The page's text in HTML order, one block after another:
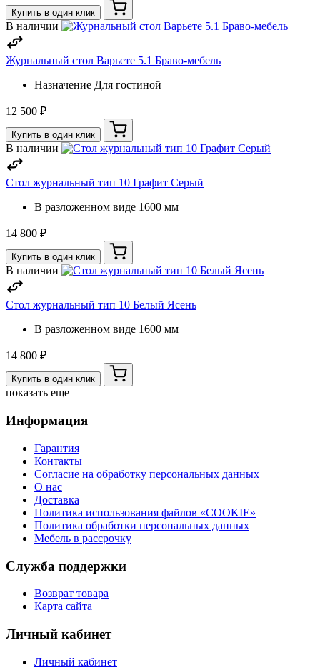
Купить в один клик
В наличии
Журнальный стол Варьете 5.1 Браво-мебель
Назначение Для гостиной
12 500 ₽
Купить в один клик
В наличии
Стол журнальный тип 10 Графит Серый
В разложенном виде 1600 мм
14 800 ₽
Купить в один клик
В наличии
Стол журнальный тип 10 Белый Ясень
В разложенном виде 1600 мм
14 800 ₽
Купить в один клик
показать еще
Информация
Гарантия
Контакты
Согласие на обработку персональных данных
О нас
Доставка
Политика использования файлов «COOKIE»
Политика обработки персональных данных
Мебель в рассрочку
Служба поддержки
Возврат товара
Карта сайта
Личный кабинет
Личный кабинет